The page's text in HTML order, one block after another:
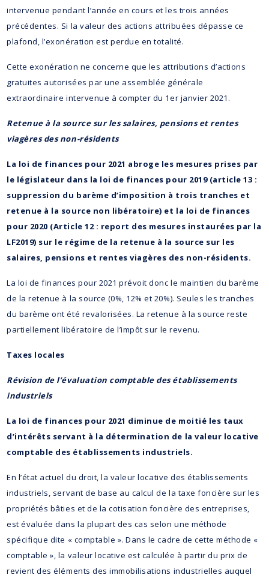
intervenue pendant l’année en cours et les trois années
précédentes. Si la valeur des actions attribuées dépasse ce
plafond, l’exonération est perdue en totalité.
Cette exonération ne concerne que les attributions d’actions
gratuites autorisées par une assemblée générale
extraordinaire intervenue à compter du 1er janvier 2021.
Retenue à la source sur les salaires, pensions et rentes
viagères des non-résidents
La loi de finances pour 2021 abroge les mesures prises par
le législateur dans la loi de finances pour 2019 (article 13 :
suppression du barème d’imposition à trois tranches et
retenue à la source non libératoire) et la loi de finances
pour 2020 (Article 12 : report des mesures instaurées par la
LF2019) sur le régime de la retenue à la source sur les
salaires, pensions et rentes viagères des non-résidents.
La loi de finances pour 2021 prévoit donc le maintien du barème
de la retenue à la source (0%, 12% et 20%). Seules les tranches
du barème ont été revalorisées. La retenue à la source reste
partiellement libératoire de l’impôt sur le revenu.
Taxes locales
Révision de l’évaluation comptable des établissements
industriels
La loi de finances pour 2021 diminue de moitié les taux
d’intérêts servant à la détermination de la valeur locative
comptable des établissements industriels.
En l’état actuel du droit, la valeur locative des établissements
industriels, servant de base au calcul de la taxe foncière sur les
propriétés bâties et de la cotisation foncière des entreprises,
est évaluée dans la plupart des cas selon une méthode
spécifique dite « comptable ». Dans le cadre de cette méthode «
comptable », la valeur locative est calculée à partir du prix de
revient des éléments des immobilisations industrielles auquel